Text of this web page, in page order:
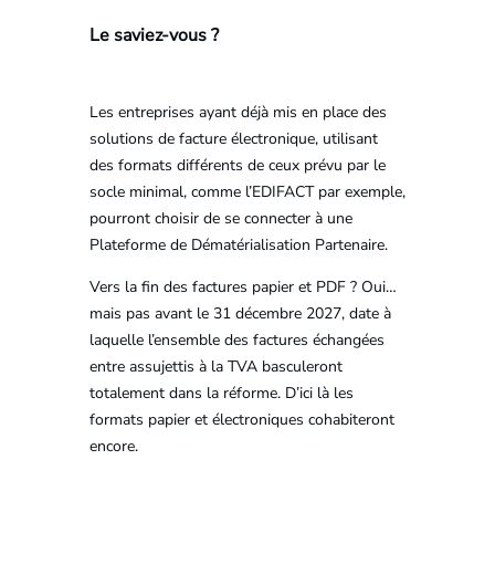
Le saviez-vous ?
Les entreprises ayant déjà mis en place des
solutions de facture électronique, utilisant
des formats différents de ceux prévu par le
socle minimal, comme l’EDIFACT par exemple,
pourront choisir de se connecter à une
Plateforme de Dématérialisation Partenaire.
Vers la fin des factures papier et PDF ? Oui…
mais pas avant le 31 décembre 2027, date à
laquelle l’ensemble des factures échangées
entre assujettis à la TVA basculeront
totalement dans la réforme. D’ici là les
formats papier et électroniques cohabiteront
encore.